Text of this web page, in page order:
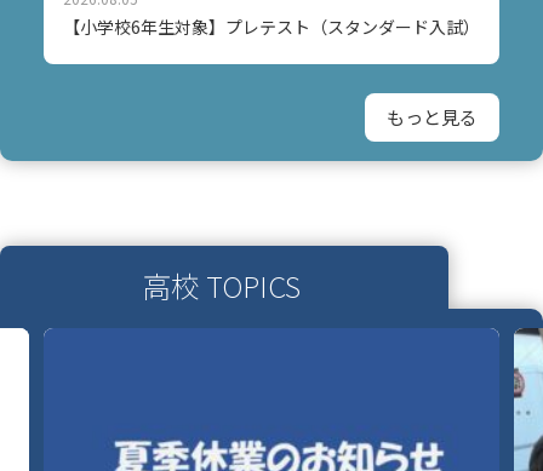
【小学校6年生対象】プレテスト（スタンダード入試）
もっと見る
高校 TOPICS